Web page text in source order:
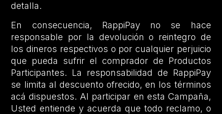
detalla.
En consecuencia, RappiPay no se hace
responsable por la devolución o reintegro de
los dineros respectivos o por cualquier perjuicio
que pueda sufrir el comprador de Productos
Participantes. La responsabilidad de RappiPay
se limita al descuento ofrecido, en los términos
acá dispuestos. Al participar en esta Campaña,
Usted entiende y acuerda que todo reclamo, o